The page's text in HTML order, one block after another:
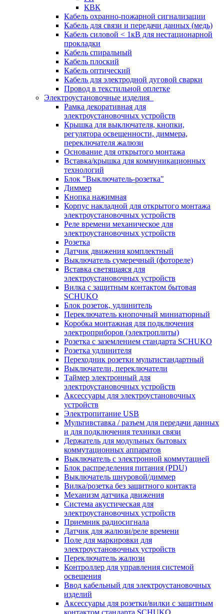
КВК
Кабель охранно-пожарной сигнализации
Кабель для связи и передачи данных (медь)
Кабель силовой < 1кВ для нестационарной
прокладки
Кабель спиральный
Кабель плоский
Кабель оптический
Кабель для электродной дуговой сварки
Провод в текстильной оплетке
Электроустановочные изделия
Рамка декоративная для
электроустановочных устройств
Крышка для выключателя, кнопки,
регулятора освещенности, диммера,
переключателя жалюзи
Основание для открытого монтажа
Вставка/крышка для коммуникационных
технологий
Блок "Выключатель-розетка"
Диммер
Кнопка нажимная
Корпус накладной для открытого монтажа
электроустановочных устройств
Реле времени механическое для
электроустановочных устройств
Розетка
Датчик движения комплектный
Выключатель сумеречный (фотореле)
Вставка светящаяся для
электроустановочных устройств
Вилка с защитным контактом бытовая
SCHUKO
Блок розеток, удлинитель
Переключатель кнопочный миниатюрный
Коробка монтажная для подключения
электроприборов (электроплиты)
Розетка с заземлением стандарта SCHUKO
Розетка удлинителя
Переходник розетки мультистандартный
Выключатели, переключатели
Таймер электронный для
электроустановочных устройств
Аксессуары для электроустановочных
устройств
Электропитание USB
Мультивставка / разъем для передачи данных
и для подключения техники связи
Держатель для модульных бытовых
коммутационных аппаратов
Выключатель с электронной коммутацией
Блок распределения питания (PDU)
Выключатель шнуровой/диммер
Вилка/розетка без защитного контакта
Механизм датчика движения
Система акустическая для
электроустановочных устройств
Приемник радиосигнала
Датчик для жалюзи/реле времени
Поле для маркировки для
электроустановочных устройств
Переключатель жалюзи
Контроллер для управления системой
освещения
Ввод кабельный для электроустановочных
изделий
Аксессуары для розетки/вилки с защитным
контактом стандарта SCHUKO